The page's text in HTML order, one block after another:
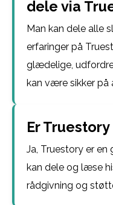
dele via
Man kan dele alle
erfaringer på
glædelige,
kan være sikker på
Er
Ja, Truestory er
kan dele og læse
rådgivning og